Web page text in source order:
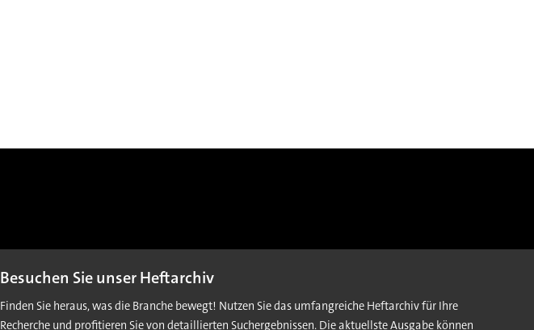
Besuchen Sie unser Heftarchiv
Finden Sie heraus, was die Branche bewegt! Nutzen Sie das umfangreiche Heftarchiv für Ihre
Recherche und profitieren Sie von detaillierten Suchergebnissen. Die aktuellste Ausgabe können